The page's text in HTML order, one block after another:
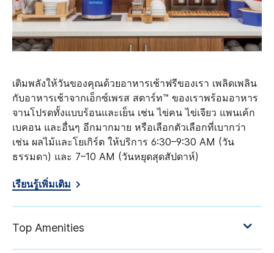
เติมพลังให้วันของคุณด้วยอาหารเช้าฟรีของเรา เพลิดเพลิน
กับอาหารเช้าจากเอ็กซ์เพรส สตาร์ท™ ของเราพร้อมอาหาร
จานโปรดทั้งแบบร้อนและเย็น เช่น ไข่คน ไข่เจียว แพนเค้ก
เบคอน และอื่นๆ อีกมากมาย หรือเลือกตัวเลือกที่เบากว่า
เช่น ผลไม้และโยเกิร์ต ให้บริการ 6:30–9:30 AM (วัน
ธรรมดา) และ 7–10 AM (วันหยุดสุดสัปดาห์)
เรียนรู้เพิ่มเติม